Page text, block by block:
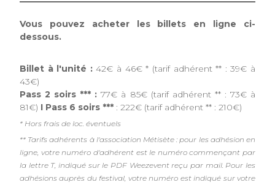
Vous pouvez acheter les billets en ligne ci-
dessous.
Billet à l'unité :42€ à 46€ * (tarif adhérent ** : 39€ à
43€)
Pass 2 soirs *** : 77€ à 85€ (tarif adhérent ** : 73€ à
81€) I Pass 6 soirs *** : 222€ (tarif adhérent ** : 210€)
* Hors frais de loc. éventuels
** Tarifs adhérents à l'association Métisète : pour les adhésion en
ligne, votre numéro d'adhérent est le numéro commençant par
la lettre T, indiqué sur le PDF Weezevent reçu par mail. Pour les
adhésions auprès du festival, votre numéro est indiqué sur votre